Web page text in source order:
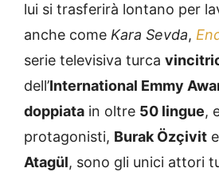
lui si trasferirà lontano per
anche come Kara Sevda,
serie televisiva turca
dell’International Emmy
doppiata in oltre 50 lingue,
protagonisti, Burak Özçivit e
Atagül, sono gli unici attori